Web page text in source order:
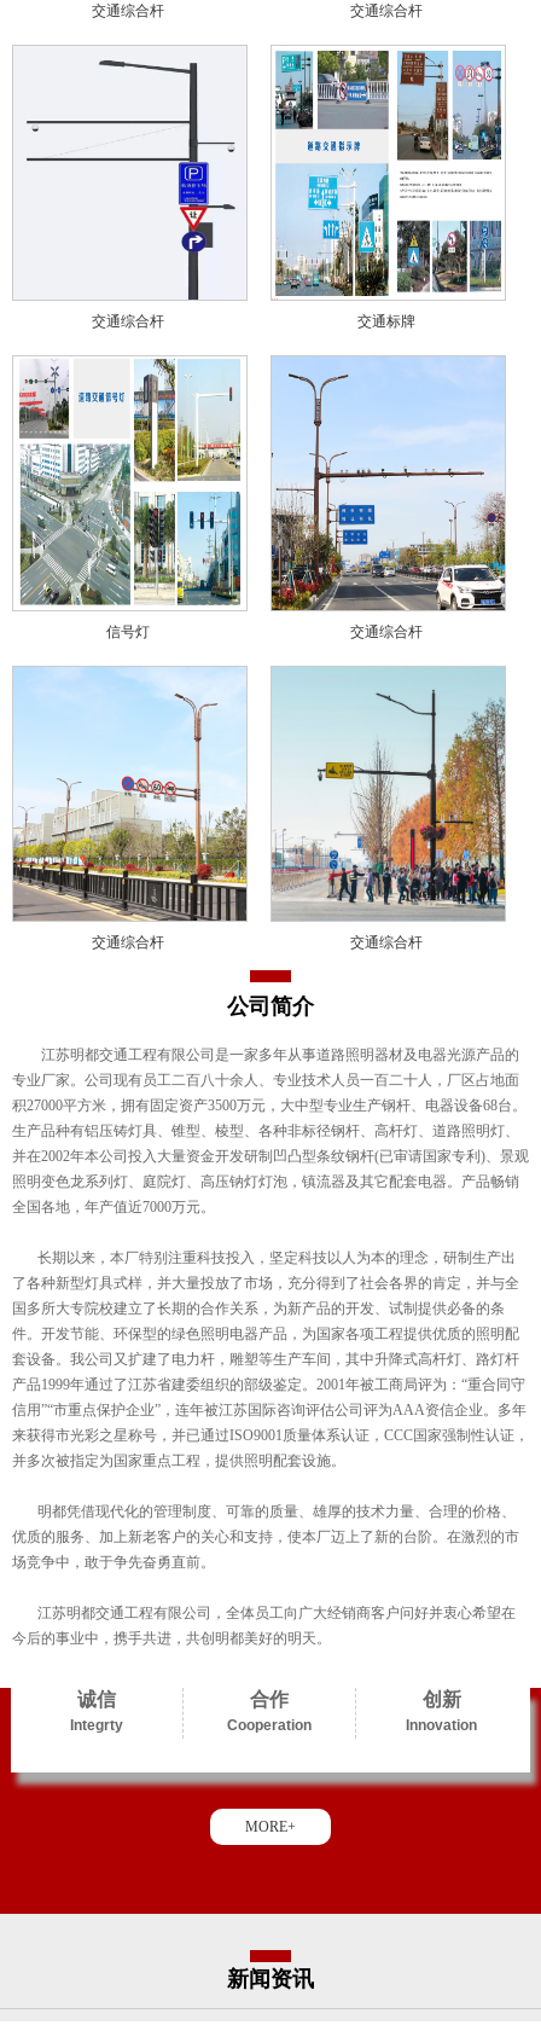
交通综合杆 交通综合杆
交通综合杆 交通标牌
信号灯 交通综合杆
交通综合杆 交通综合杆
公司简介
江苏明都交通工程有限公司是一家多年从事道路照明器材及电器光源产品的
专业厂家。公司现有员工二百八十余人、专业技术人员一百二十人，厂区占地面
积27000平方米，拥有固定资产3500万元，大中型专业生产钢杆、电器设备68台。
生产品种有铝压铸灯具、锥型、棱型、各种非标径钢杆、高杆灯、道路照明灯、
并在2002年本公司投入大量资金开发研制凹凸型条纹钢杆(已审请国家专利)、景观
照明变色龙系列灯、庭院灯、高压钠灯灯泡，镇流器及其它配套电器。产品畅销
全国各地，年产值近7000万元。
长期以来，本厂特别注重科技投入，坚定科技以人为本的理念，研制生产出
了各种新型灯具式样，并大量投放了市场，充分得到了社会各界的肯定，并与全
国多所大专院校建立了长期的合作关系，为新产品的开发、试制提供必备的条
件。开发节能、环保型的绿色照明电器产品，为国家各项工程提供优质的照明配
套设备。我公司又扩建了电力杆，雕塑等生产车间，其中升降式高杆灯、路灯杆
产品1999年通过了江苏省建委组织的部级鉴定。2001年被工商局评为：“重合同守
信用”“市重点保护企业”，连年被江苏国际咨询评估公司评为AAA资信企业。多年
来获得市光彩之星称号，并已通过ISO9001质量体系认证，CCC国家强制性认证，
并多次被指定为国家重点工程，提供照明配套设施。
明都凭借现代化的管理制度、可靠的质量、雄厚的技术力量、合理的价格、
优质的服务、加上新老客户的关心和支持，使本厂迈上了新的台阶。在激烈的市
场竞争中，敢于争先奋勇直前。
江苏明都交通工程有限公司，全体员工向广大经销商客户问好并衷心希望在
今后的事业中，携手共进，共创明都美好的明天。
诚信
Integrty
合作
Cooperation
创新
Innovation
MORE+
新闻资讯